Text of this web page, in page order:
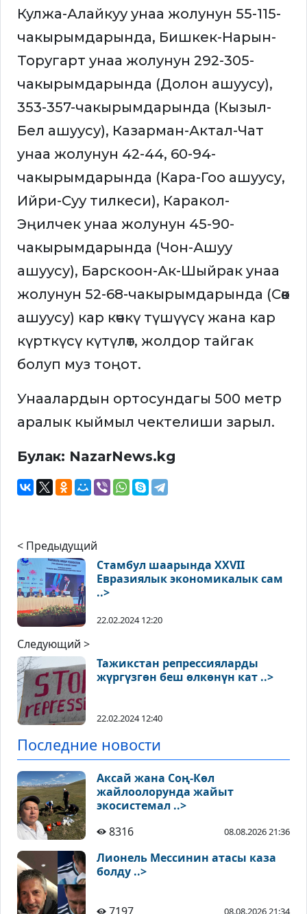
Кулжа-Алайкуу унаа жолунун 55-115-
чакырымдарында, Бишкек-Нарын-
Торугарт унаа жолунун 292-305-
чакырымдарында (Долон ашуусу),
353-357-чакырымдарында (Кызыл-
Бел ашуусу), Казарман-Актал-Чат
унаа жолунун 42-44, 60-94-
чакырымдарында (Кара-Гоо ашуусу,
Ийри-Суу тилкеси), Каракол-
Эңилчек унаа жолунун 45-90-
чакырымдарында (Чон-Ашуу
ашуусу), Барскоон-Ак-Шыйрак унаа
жолунун 52-68-чакырымдарында (Сөөк
ашуусу) кар көчкү түшүүcү жана кар
күрткүсү күтүлөт, жолдор тайгак
болуп муз тоңот.
Унаалардын ортосундагы 500 метр
аралык кыймыл чектелиши зарыл.
Булак: NazarNews.kg
< Предыдущий
Стамбул шаарында XXVII
Евразиялык экономикалык сам
..>
22.02.2024 12:20
Следующий >
Тажикстан репрессияларды
жүргүзгөн беш өлкөнүн кат ..>
22.02.2024 12:40
Последние новости
Аксай жана Соң-Көл
жайлоолорунда жайыт
экосистемал ..>
8316
08.08.2026 21:36
Лионель Мессинин атасы каза
болду ..>
08.08.2026 21:34